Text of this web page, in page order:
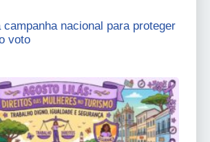
nacional para proteger
voto